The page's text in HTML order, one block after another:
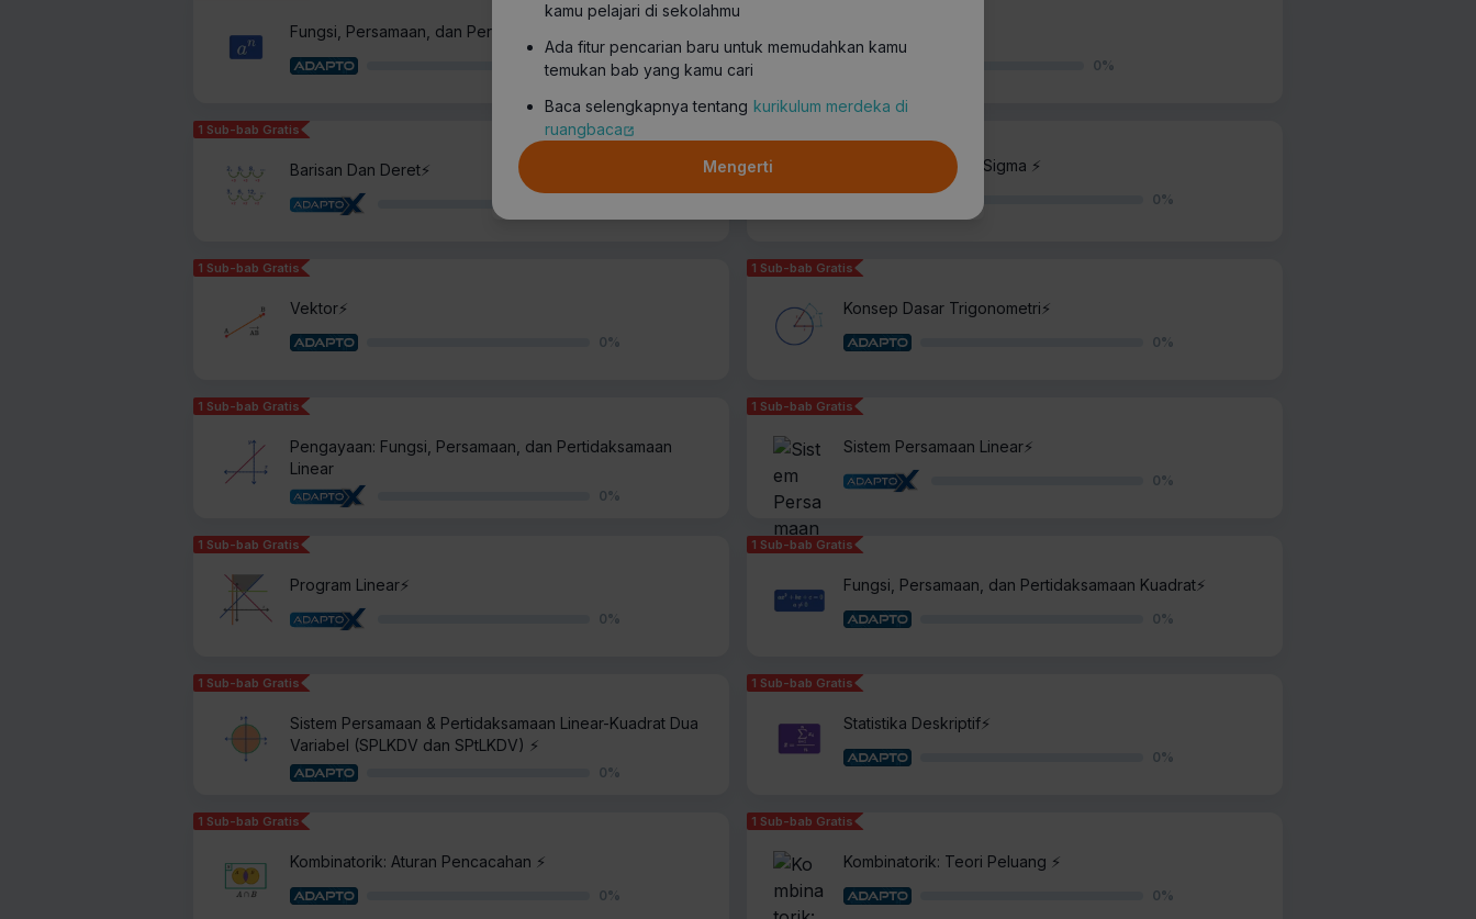
Fungsi, Persamaan, dan Pertidaksamaan Eksponen⚡️
0 % 0%
1 Sub-bab Gratis
Barisan Dan Deret⚡️ Pengayaan: Notasi Sigma ⚡️
0%
1 Sub-bab Gratis
Vektor⚡️
0%
1 Sub-bab Gratis
Konsep Dasar Trigonometri⚡️
0%
1 Sub-bab Gratis
Pengayaan: Fungsi, Persamaan, dan Pertidaksamaan
Linear
0%
1 Sub-bab Gratis
Sistem Persamaan Linear⚡️
0%
1 Sub-bab Gratis
Program Linear⚡️
0%
1 Sub-bab Gratis
Fungsi, Persamaan, dan Pertidaksamaan Kuadrat⚡️
0%
1 Sub-bab Gratis
Sistem Persamaan & Pertidaksamaan Linear-Kuadrat Dua
Variabel (SPLKDV dan SPtLKDV) ⚡️
0%
1 Sub-bab Gratis
Statistika Deskriptif⚡️
0%
1 Sub-bab Gratis
Kombinatorik: Aturan Pencacahan ⚡️
0%
1 Sub-bab Gratis
Kombinatorik: Teori Peluang ⚡️
0%
kamu pelajari di sekolahmu
Ada fitur pencarian baru untuk memudahkan kamu
temukan bab yang kamu cari
Baca selengkapnya tentang kurikulum merdeka di
ruangbaca
Mengerti